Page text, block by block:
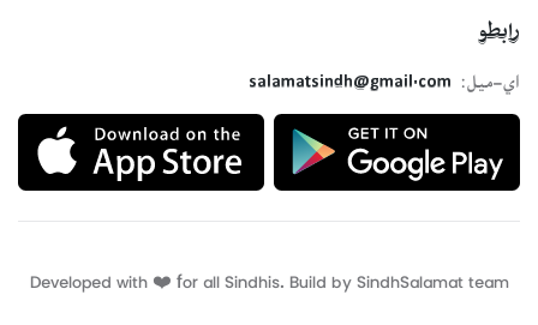
رابطو
اي-ميل:
salamatsindh@gmail.com
Developed with ❤️ for all Sindhis. Build by SindhSalamat